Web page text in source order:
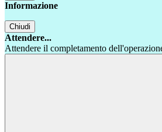
Informazione
Chiudi
Attendere...
Attendere il completamento